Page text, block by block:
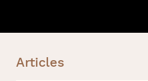
Articles